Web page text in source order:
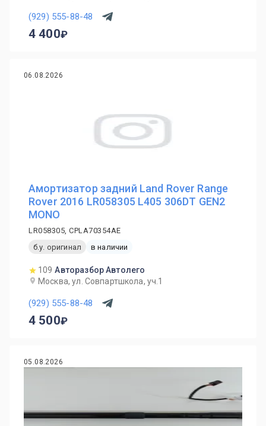
(929) 555-88-48
4 400
06.08.2026
Амортизатор задний Land Rover Range
Rover 2016 LR058305 L405 306DT GEN2
MONO
LR058305, CPLA70354AE
б.у. оригинал
в наличии
109 Авторазбор Автолего
Москва, ул. Совпартшкола, уч.1
(929) 555-88-48
4 500
05.08.2026